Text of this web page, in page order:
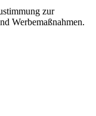
zur
Werbemaßnahmen.